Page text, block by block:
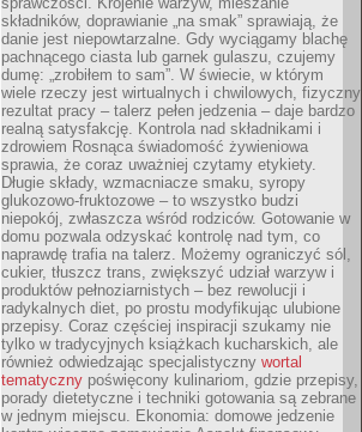
składników, doprawianie „na smak” sprawiają, że
danie jest niepowtarzalne. Gdy wyciągamy blachę
pachnącego ciasta lub garnek gulaszu, czujemy
dumę: „zrobiłem to sam”. W świecie, w którym
wiele rzeczy jest wirtualnych i chwilowych, fizyczny
rezultat pracy – talerz pełen jedzenia – daje bardzo
realną satysfakcję. Kontrola nad składnikami i
zdrowiem Rosnąca świadomość żywieniowa
sprawia, że coraz uważniej czytamy etykiety.
Długie składy, wzmacniacze smaku, syropy
glukozowo-fruktozowe – to wszystko budzi
niepokój, zwłaszcza wśród rodziców. Gotowanie w
domu pozwala odzyskać kontrolę nad tym, co
naprawdę trafia na talerz. Możemy ograniczyć sól,
cukier, tłuszcz trans, zwiększyć udział warzyw i
produktów pełnoziarnistych – bez rewolucji i
radykalnych diet, po prostu modyfikując ulubione
przepisy. Coraz częściej inspiracji szukamy nie
tylko w tradycyjnych książkach kucharskich, ale
również odwiedzając specjalistyczny wortal
tematyczny poświęcony kulinariom, gdzie przepisy,
porady dietetyczne i techniki gotowania są zebrane
w jednym miejscu. Ekonomia: domowe jedzenie